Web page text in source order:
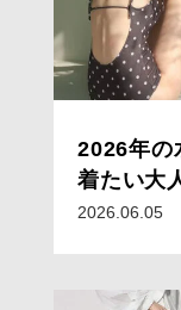
2026年の
着たい大
水着
2026.06.05